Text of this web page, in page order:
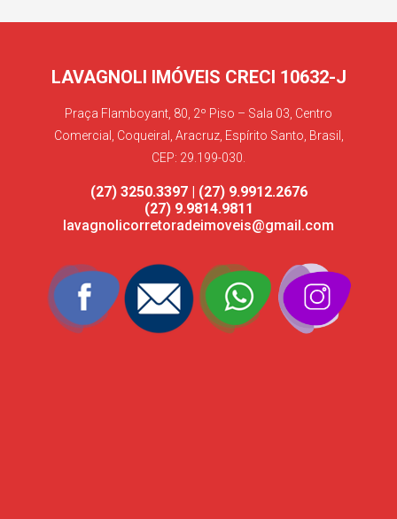
LAVAGNOLI IMÓVEIS CRECI 10632-J
Praça Flamboyant, 80, 2º Piso – Sala 03, Centro
Comercial, Coqueiral, Aracruz, Espírito Santo, Brasil,
CEP: 29.199-030.
(27) 3250.3397 | (27) 9.9912.2676
(27) 9.9814.9811
lavagnolicorretoradeimoveis@gmail.com